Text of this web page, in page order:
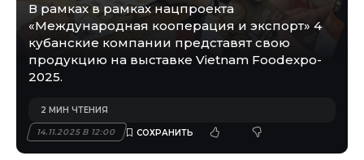
В рамках в рамках нацпроекта
«Международная кооперация и экспорт» 4
кубанские компании представят свою
продукцию на выставке Vietnam Foodexpo-
2025.
14.11.2025 В 12:00
2 МИН ЧТЕНИЯ